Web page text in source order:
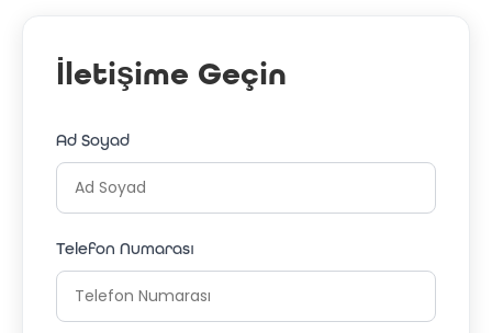
İletişime Geçin
Ad Soyad
Telefon Numarası